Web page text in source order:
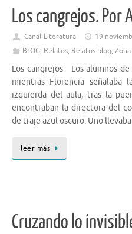
Los cangrejos. Por
Canal-Literatura
19
BLOG, Relatos, Relatos blog,
Los cangrejos Los alumnos
mientras Florencia señalaba
izquierda del aula, tras la
encontraban la directora del
de traje azul oscuro. Uno
leer más
Cruzando lo